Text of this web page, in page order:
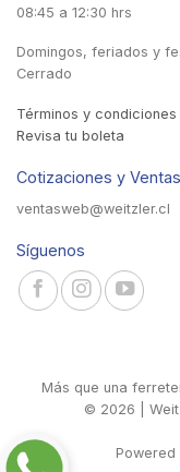
08:45 a 12:30 hrs
Domingos, feriados y
Cerrado
Términos y condiciones
Revisa tu boleta
Cotizaciones y Ventas
ventasweb@weitzler.cl
Síguenos
Más que una
© 2026 |
Powered